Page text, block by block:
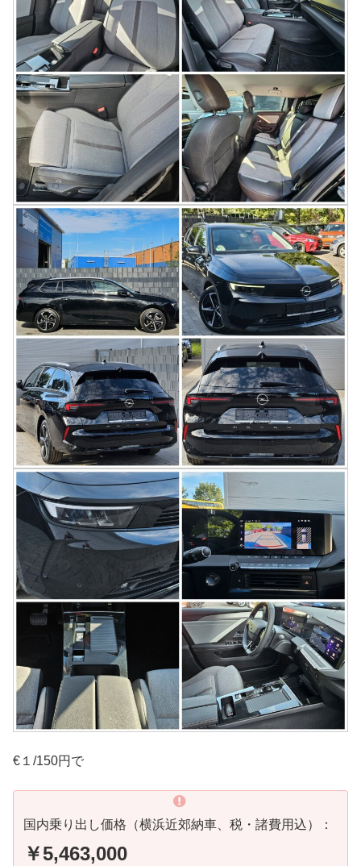
€１/150円で
国内乗り出し価格（横浜近郊納車、税・諸費用込）：
￥5,463,000